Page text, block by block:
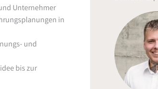
Unternehmer
in
und
bis zur